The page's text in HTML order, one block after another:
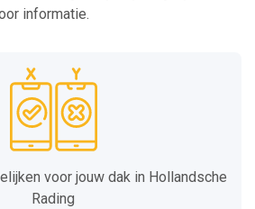
informatie.
voor jouw dak in Hollandsche
Rading